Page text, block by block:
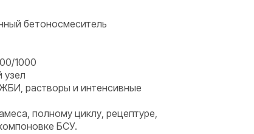
бетоносмеситель
1000
узел
растворы и интенсивные
полному циклу, рецептуре,
БСУ.